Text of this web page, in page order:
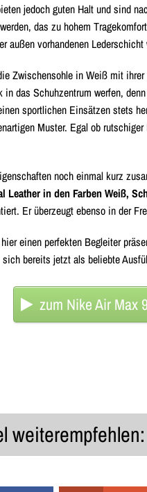
jedoch guten Halt und sind
das zu hohem Tragekomfort
außen vorhandenen
Zwischensohle in Weiß mit
das Schuhzentrum werfen, denn
sportlichen Einsätzen stets
Muster. Egal ob
noch einmal kurz
Leather in den Farben Weiß,
Er überzeugt ebenso in der
einen perfekten Begleiter
bereits jetzt als beliebte
zum Nike Air Max
weiterempfehlen: